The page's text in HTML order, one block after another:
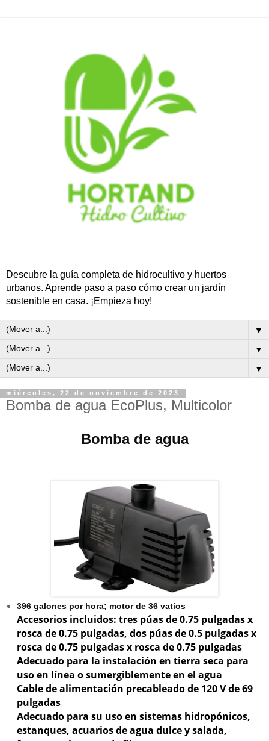
Descubre la guía completa de hidrocultivo y huertos
urbanos. Aprende paso a paso cómo crear un jardín
sostenible en casa. ¡Empieza hoy!
▼
▼
▼
miércoles, 22 de noviembre de 2023
Bomba de agua EcoPlus, Multicolor
Bomba de agua
396 galones por hora; motor de 36 vatios
Accesorios incluidos: tres púas de 0.75 pulgadas x
rosca de 0.75 pulgadas, dos púas de 0.5 pulgadas x
rosca de 0.75 pulgadas x rosca de 0.75 pulgadas
Adecuado para la instalación en tierra seca para
uso en línea o sumergiblemente en el agua
Cable de alimentación precableado de 120 V de 69
pulgadas
Adecuado para su uso en sistemas hidropónicos,
estanques, acuarios de agua dulce y salada,